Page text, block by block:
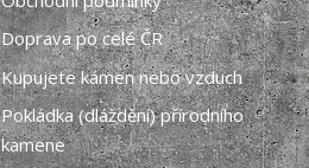
Doprava po celé ČR
Kupujete kámen nebo vzduch
Pokládka (dláždění) přírodního
kamene